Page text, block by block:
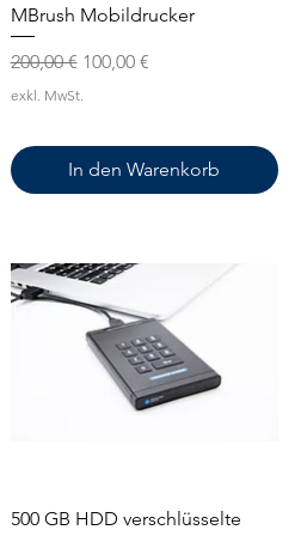
Schnellansicht
MBrush Mobildrucker
Standardpreis
200,00 € Sale-Preis
100,00 €
exkl. MwSt.
In den Warenkorb
Schnellansicht
500 GB HDD verschlüsselte